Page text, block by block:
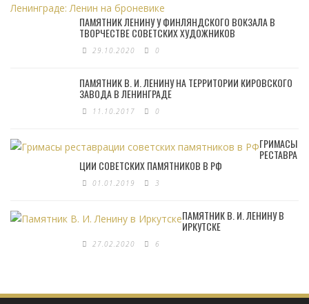
ПАМЯТНИК ЛЕНИНУ У ФИНЛЯНДСКОГО ВОКЗАЛА В
ТВОРЧЕСТВЕ СОВЕТСКИХ ХУДОЖНИКОВ
29.10.2020 0
ПАМЯТНИК В. И. ЛЕНИНУ НА ТЕРРИТОРИИ КИРОВСКОГО
ЗАВОДА В ЛЕНИНГРАДЕ
11.10.2017 0
ГРИМАСЫ
РЕСТАВРА
ЦИИ СОВЕТСКИХ ПАМЯТНИКОВ В РФ
01.01.2019 3
ПАМЯТНИК В. И. ЛЕНИНУ В
ИРКУТСКЕ
27.02.2020 6